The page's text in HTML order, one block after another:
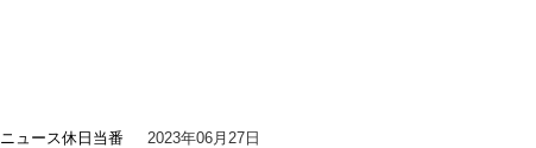
2023年06月27日
ュース休日当番